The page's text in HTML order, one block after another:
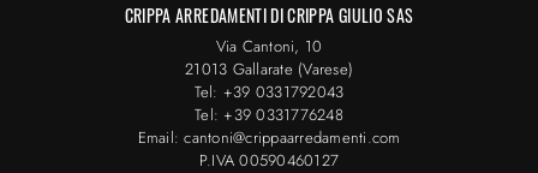
CRIPPA ARREDAMENTI DI CRIPPA GIULIO SAS
Via Cantoni, 10
21013 Gallarate (Varese)
Tel: +39 0331792043
Tel: +39 0331776248
Email: cantoni@crippaarredamenti.com
P.IVA 00590460127